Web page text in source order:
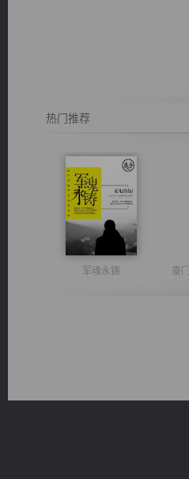
热门推荐
军魂永铸